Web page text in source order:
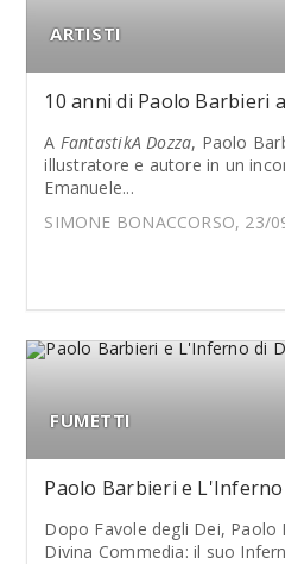
ARTISTI
10 anni di Paolo Barbieri
A FantastikA Dozza, Paolo
illustratore e autore in un
Emanuele...
SIMONE BONACCORSO, 23/
FUMETTI
Paolo Barbieri e
Dopo Favole degli Dei, Paolo
Divina Commedia: il suo